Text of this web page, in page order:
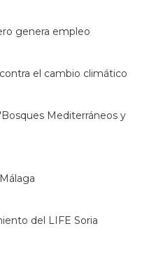
genera empleo
el cambio climático
Mediterráneos y
del LIFE Soria